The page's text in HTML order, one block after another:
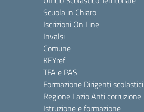
Scuola in Chiaro
Iscrizioni On Line
Invalsi
Comune
KEYref
TFA e PAS
Formazione Dirigenti scolastici
Regione Lazio Anti corruzione
Istruzione e formazione